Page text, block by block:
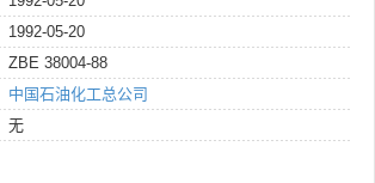
1992-05-20
ZBE 38004-88
中国石油化工总公司
无